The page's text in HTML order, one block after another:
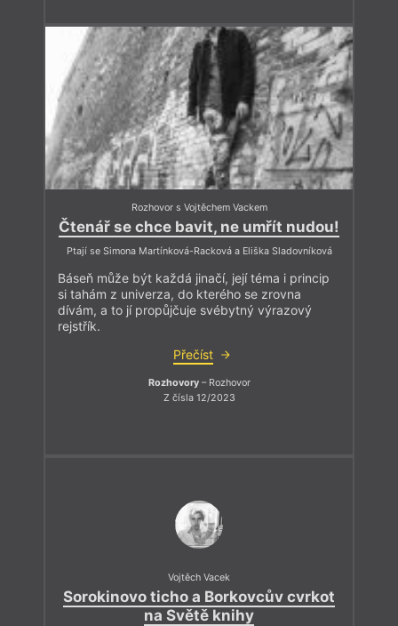
Rozhovor s Vojtěchem Vackem
Čtenář se chce bavit, ne umřít nudou!
Ptají se Simona Martínková-Racková a Eliška Sladovníková
Báseň může být každá jinačí, její téma i princip
si tahám z univerza, do kterého se zrovna
dívám, a to jí propůjčuje svébytný výrazový
rejstřík.
Přečíst
Rozhovory– Rozhovor
Z čísla 12/2023
Vojtěch Vacek
Sorokinovo ticho a Borkovcův cvrkot
na Světě knihy